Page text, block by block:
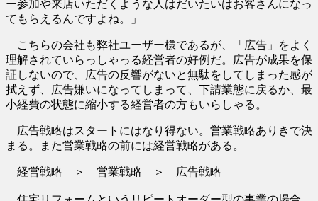
ー参加や来店いただくような人はだいたいはお客さんになっ
てもらえるんですよね。」
こちらの会社も弊社ユーザー様であるが、「広告」をよく
理解されていらっしゃっる経営者の好例だ。広告が成果を保
証しないので、広告の反響がないと無駄をしてしまった感が
拭えず、広告嫌いになってしまって、下請業態に戻るか、最
小経費の状態に縮小する経営者の方もいらしゃる。
広告戦略はスタートにはなり得ない。営業戦略ありきで決
まる。また営業戦略の前には経営戦略がある。
経営戦略 ＞ 営業戦略 ＞ 広告戦略